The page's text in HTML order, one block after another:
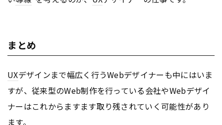
まとめ
UXデザインまで幅広く行うWebデザイナーも中にはいま
すが、従来型のWeb制作を行っている会社やWebデザイ
ナーはこれからますます取り残されていく可能性があり
ます。